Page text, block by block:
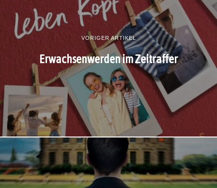
VORIGER ARTIKEL
Erwachsenwerden im Zeitraffer